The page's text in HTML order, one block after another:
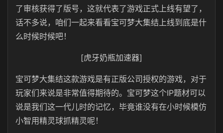
了审核获得了版号，这就代表了游戏正式上线有望了，
话不多说，咱们一起来看看宝可梦大集结上线到底是什
么时候时候吧！
[虎牙奶瓶加速器]
宝可梦大集结这款游戏是有正版公司授权的游戏，对于
玩家们来说是非常值得期待的。宝可梦这个IP题材可以
说是我们这一代儿时的记忆，毕竟谁没有在小时候模仿
小智用精灵球抓精灵呢！